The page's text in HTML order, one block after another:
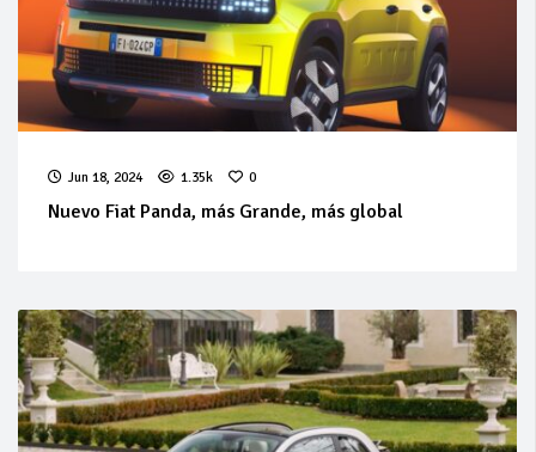
Jun 18, 2024 1.35k 0
Nuevo Fiat Panda, más Grande, más global